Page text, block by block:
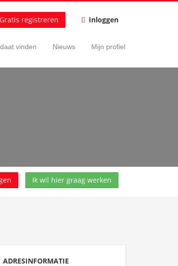
vinden Nieuws Mijn profiel
Gratis registreren Inloggen
Ik wil hier graag werken
ADRESINFORMATIE